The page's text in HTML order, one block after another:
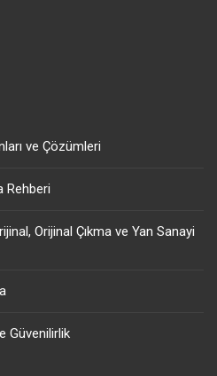
ve Çözümleri
Rehberi
Orijinal Çıkma ve Yan Sanayi
Güvenilirlik